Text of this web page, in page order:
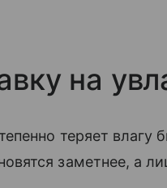
на
теряет влагу
заметнее, а